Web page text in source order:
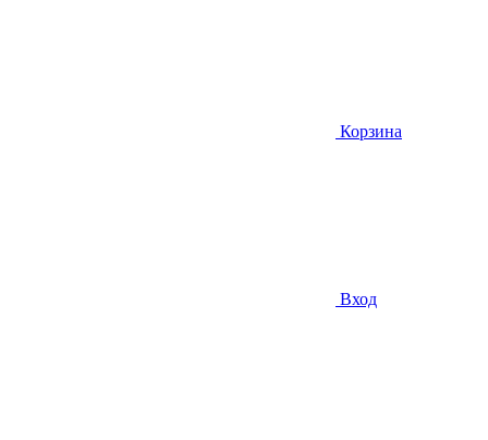
Корзина
Вход